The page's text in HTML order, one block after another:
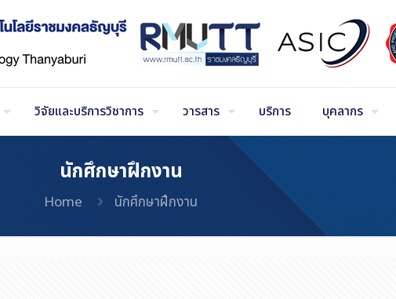
วิจัยและบริการวิชาการ วารสาร บริการ บุคลากร
นักศึกษาฝึกงาน
Home นักศึกษาฝึกงาน